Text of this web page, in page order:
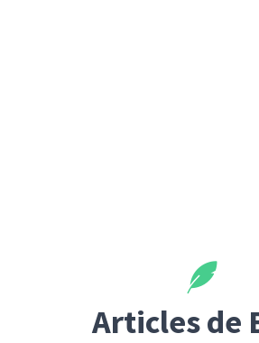
Articles de